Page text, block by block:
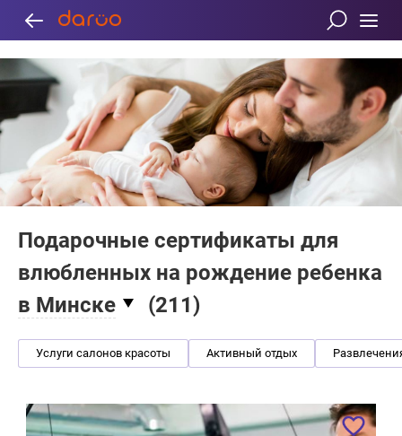
Подарочные сертификаты для
влюбленных на рождение ребенка
в Минске
(211)
Услуги салонов красоты Активный отдых